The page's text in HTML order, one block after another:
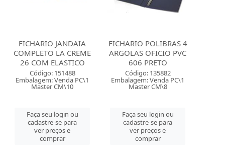
FICHARIO JANDAIA
COMPLETO LA CREME
26 COM ELASTICO
Código: 151488
Embalagem: Venda PC\1
Master CM\10
Faça seu login ou
cadastre-se para
ver preços e
comprar
FICHARIO POLIBRAS 4
ARGOLAS OFICIO PVC
606 PRETO
Código: 135882
Embalagem: Venda PC\1
Master CM\8
Faça seu login ou
cadastre-se para
ver preços e
comprar